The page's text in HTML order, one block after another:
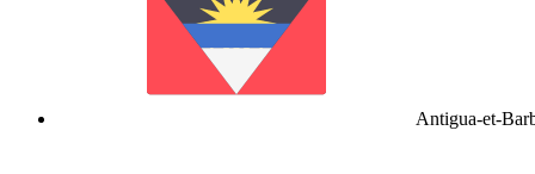
Antigua-et-